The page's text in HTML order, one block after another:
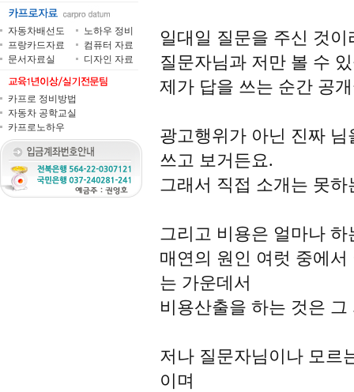
자동차배선도
노하우 정비
프랑카드자료
컴퓨터 자료
문서자료실
디자인 자료
카프로 정비방법
자동차 공학교실
카프로노하우
일대일 질문을 주신 것이
질문자님과 저만 볼 수
제가 답을 쓰는 순간 공
광고행위가 아닌 진짜
쓰고 보거든요.
그래서 직접 소개는 못하
그리고 비용은 얼마나 하
매연의 원인 여럿 중에
는 가운데서
비용산출을 하는 것은
저나 질문자님이나 모르
이며